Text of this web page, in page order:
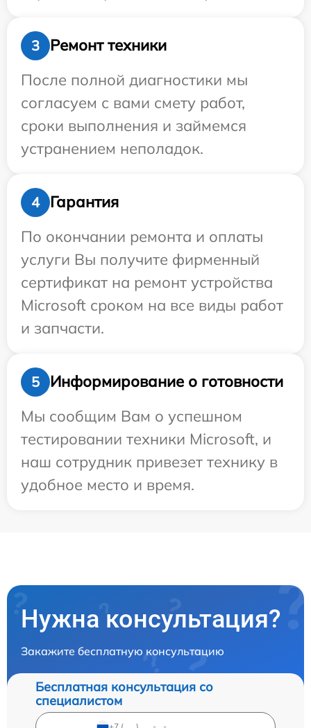
3
Ремонт техники
После полной диагностики мы
согласуем с вами смету работ,
сроки выполнения и займемся
устранением неполадок.
4
Гарантия
По окончании ремонта и оплаты
услуги Вы получите фирменный
сертификат на ремонт устройства
Microsoft сроком на все виды работ
и запчасти.
5
Информирование о готовности
Мы сообщим Вам о успешном
тестировании техники Microsoft, и
наш сотрудник привезет технику в
удобное место и время.
Нужна консультация?
Закажите бесплатную консультацию
Бесплатная консультация со
специалистом